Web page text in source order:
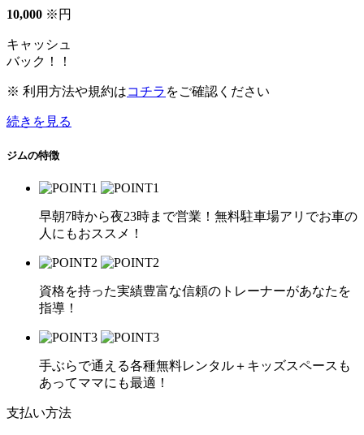
10,000 ※ 円
キャッシュ
バック！！
※ 利用方法や規約はコチラ をご確認ください
続きを見る
ジムの特徴
早朝7時から夜23時まで営業！無料駐車場アリでお車の
人にもおススメ！
資格を持った実績豊富な信頼のトレーナーがあなたを
指導！
手ぶらで通える各種無料レンタル＋キッズスペースも
あってママにも最適！
支払い方法